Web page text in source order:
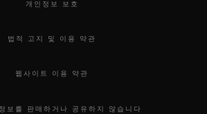
개인정보 보호
법적 고지 및 이용 약관
웹사이트 이용 약관
보를 판매하거나 공유하지 않습니다